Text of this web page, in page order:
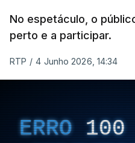
No espetáculo, o
perto e a participar.
RTP / 4 Junho 2026, 14:34
ERRO 100